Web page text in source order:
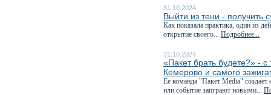
31.10.2024
Выйти из тени - получить
Как показала практика, один из
открытие своего... Подробнее...
31.10.2024
«Пакет брать будете?» -
Кемерово и самого
Ее команда "Пакет Media"
или событие заиграют новыми...